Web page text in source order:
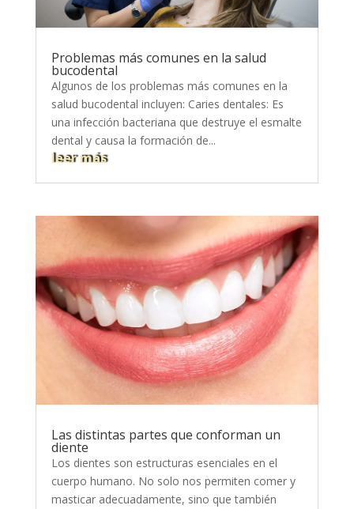
Problemas más comunes en la salud
bucodental
Algunos de los problemas más comunes en la
salud bucodental incluyen: Caries dentales: Es
una infección bacteriana que destruye el esmalte
dental y causa la formación de...
leer más
Las distintas partes que conforman un
diente
Los dientes son estructuras esenciales en el
cuerpo humano. No solo nos permiten comer y
masticar adecuadamente, sino que también